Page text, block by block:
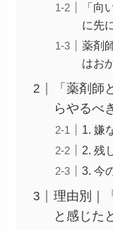
「向
に先
薬剤
はお
「薬剤
らやるべ
1. 嫌
2. 残
3. 今
理由別｜
と感じた